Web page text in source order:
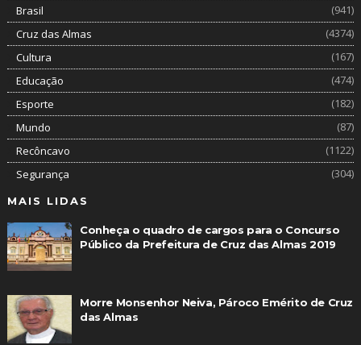
Brasil
(941)
Cruz das Almas
(4374)
Cultura
(167)
Educação
(474)
Esporte
(182)
Mundo
(87)
Recôncavo
(1122)
Segurança
(304)
MAIS LIDAS
Conheça o quadro de cargos para o Concurso
Público da Prefeitura de Cruz das Almas 2019
Morre Monsenhor Neiva, Pároco Emérito de Cruz
das Almas